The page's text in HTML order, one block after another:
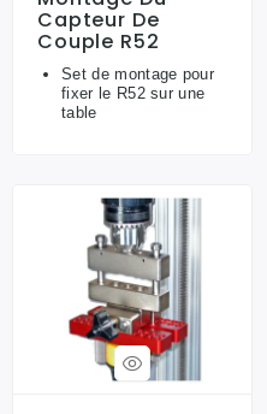
Capteur De
Couple R52
Set de montage pour
fixer le R52 sur une
table